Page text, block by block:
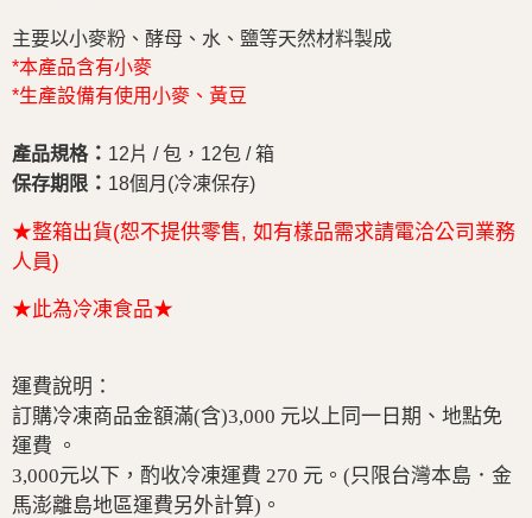
主要以小麥粉、酵母、水、鹽等天然材料製成
*本產品含有小麥
*生產設備有使用小麥、黃豆
產品規格： 12片 / 包，12包 / 箱
保存期限 ： 18個月(冷凍保存)
★整箱出貨(恕不提供零售, 如有樣品需求請電洽公司業務
人員)
★此為冷凍食品★
運費說明：
訂購冷凍商品金額滿(含)3,000 元以上同一日期、地點免
運費 。
3,000元以下，酌收冷凍運費 270 元。(只限台灣本島．金
馬澎離島地區運費另外計算)。